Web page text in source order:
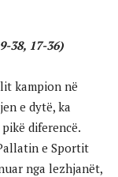
38, 17-36)
kampion në
e dytë, ka
diferencë.
e Sportit
nga lezhjanët,